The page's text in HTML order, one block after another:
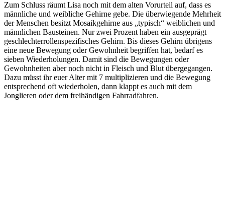
Zum Schluss räumt Lisa noch mit dem alten Vorurteil auf, dass es
männliche und weibliche Gehirne gebe. Die überwiegende Mehrheit
der Menschen besitzt Mosaikgehirne aus „typisch“ weiblichen und
männlichen Bausteinen. Nur zwei Prozent haben ein ausgeprägt
geschlechterrollenspezifisches Gehirn. Bis dieses Gehirn übrigens
eine neue Bewegung oder Gewohnheit begriffen hat, bedarf es
sieben Wiederholungen. Damit sind die Bewegungen oder
Gewohnheiten aber noch nicht in Fleisch und Blut übergegangen.
Dazu müsst ihr euer Alter mit 7 multiplizieren und die Bewegung
entsprechend oft wiederholen, dann klappt es auch mit dem
Jonglieren oder dem freihändigen Fahrradfahren.